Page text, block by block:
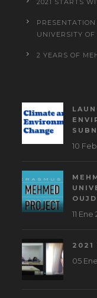
UNIVERSITY OF
2 YEARS OF
10
11 Ene
2021
05